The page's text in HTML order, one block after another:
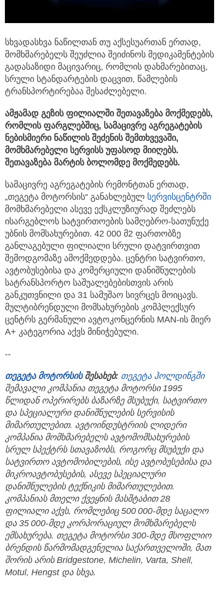
სხვადასხვა ნაწილთან თუ აქსესუართან ერთად,
მომხმარებელს შეუძლია შეიძინოს მედიკამენტების
გადასაზიდი მაცივარიც, რომლის დახმარებითაც,
სრული სტანდარტების დაცვით, წამლების
ტრანსპორტირებაა შესაძლებელი.
ამჟამად გეზის ფილიალში შეთავაზება მოქმედებს,
რომლის ფარგლებშიც, სამაცივრე აგრეგატების
ნებისმიერი ნაწილის შეძენის შემთხვევაში,
მომხმარებელი სერვისს უფასოდ მიიღებს.
შეთავაზება მარტის ბოლომდე მოქმედებს.
სამაცივრე აგრეგატების რემონტთან ერთად,
„თეგეტა მოტორსის“ განახლებულ სერვისცენტრში
მომხმარებელი ასევე ექსკლუზიურად შეძლებს
ისარგებლოს სატვირთოების სამღებრო-სათუნუქე
უბნის მომსახურებით. 42 000 მ2 ფართობზე
განლაგებული ფილიალი სრული დატვირთვით
შემოდგომაზე ამოქმედდება. ცენტრი სატვირთო,
ავტობუსებისა და კომერციული დანიშნულების
სატრანსპორტო საშუალებებისთვის არის
განკუთვნილი და 31 სამუშაო სივრცეს მოიცავს.
მულტიბრენდული მომსახურების კომპლექსურ
ცენტრს გერმანული ავტოკონცერნის MAN-ის მიერ
A+ კატეგორია აქვს მინიჭებული.
--
თეგეტა მოტორსის შესახებ: თეგეტა ჰოლდინგში
შემავალი კომპანია თეგეტა მოტორსი 1995
წლიდან ოპერირებს ბაზარზე მსუბუქი, სატვირთო
და სპეციალური დანიშნულების სერვისის
მიმართულებით. ავტოინდუსტრიის ლიდერი
კომპანია მომხმარებელს ავტომომსახურების
სრულ სპექტრს სთავაზობს, როგორც მსუბუქი და
სატვირთო ავტომობილების, ისე ავტობუსებისა და
მიკროავტობუსების, ასევე სპეციალური
დანიშნულების ტექნიკის მიმართულებით.
კომპანიას მთელი ქვეყნის მასშტაბით 28
ფილიალი აქვს, რომლებიც 500 000-მდე საცალო
და 35 000-მდე კორპორაციულ მომხმარებელს
ემსახურება. თეგეტა მოტორსი 300-მდე მსოფლიო
ბრენდის წარმომადგენელია საქართველოში, მათ
შორის არის Bridgestone, Michelin, Varta, Shell,
Motul, Hengst და სხვა.